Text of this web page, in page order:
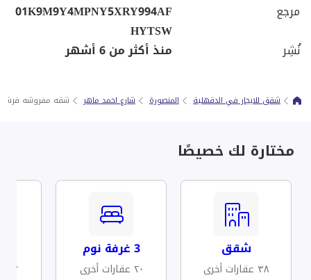
مرجع
01K9M9Y4MPNY5XRY994AF
HYTSW
نُشِر
منذ أكثر من 6 أشهر
شقق للايجار في الدقهلية المنصورة شارع احمد ماهر شقه مفروشه فرش
مختارة لك خصيصًا
شقق
٣٨ عقارات أخرى
3 غرفة نوم
٢٠ عقارات أخرى ١٣ عقارات أخرى